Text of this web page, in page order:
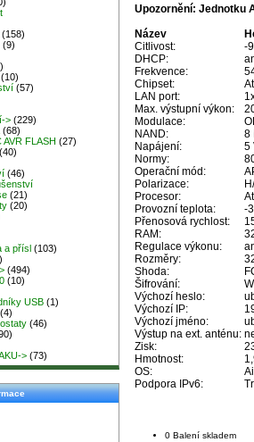
(158)
(9)
(10)
(57)
> (229)
(68)
AVR FLASH (27)
(40)
(46)
(21)
(20)
a přísl (103)
(494)
(10)
USB (1)
(4)
(46)
> (73)
Upozornění: Jednotku
Název
Citlivost:
-
DHCP:
Frekvence:
Chipset:
LAN port:
Max. výstupní výkon:
Modulace:
NAND:
8
Napájení:
5
Normy:
Operační mód:
Polarizace:
Procesor:
Provozní teplota:
-
Přenosová rychlost:
RAM:
Regulace výkonu:
Rozměry:
Shoda:
Šifrování:
Výchozí heslo:
Výchozí IP:
Výchozí jméno:
Výstup na ext. anténu:
Zisk:
Hmotnost:
OS:
Podpora IPv6:
0 Balení skladem